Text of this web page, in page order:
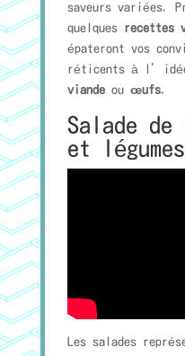
saveurs variées.
quelques recettes
épateront vos
réticents à
viandeou œufs.
Salade
et
Les salades